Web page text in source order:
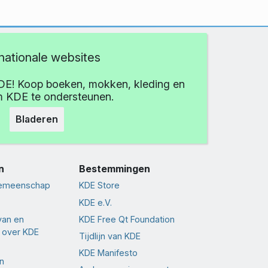
websites
Koop boeken, mokken, kleding en
KDE te ondersteunen.
Bladeren
en
KDE
Bestemmingen
KDE Store
KDE e.V.
KDE Free Qt Foundation
Tijdlijn van KDE
KDE Manifesto